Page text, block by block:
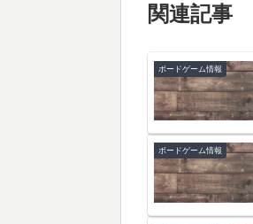
関連記事
ボードゲーム情報
ボードゲーム情報